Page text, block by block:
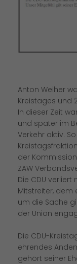
Anton Weiher
Kreistages und
In dieser Zeit
und später im
Verkehr aktiv.
der
ZAW
Die CDU
Mitstreiter, dem
um die Sache
der Union
Die CDU-
ehrendes
gehört seiner